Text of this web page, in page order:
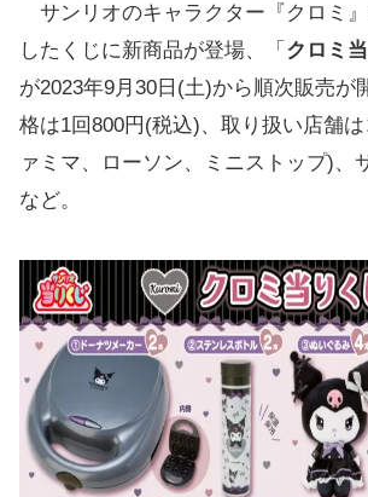
サンリオのキャラクター『クロミ
したくじに新商品が登場、「 クロミ
が2023年9月30日(土)から順次販売が
格は1回800円(税込)、取り扱い店舗
ァミマ、ローソン、ミニストップ)、
など。